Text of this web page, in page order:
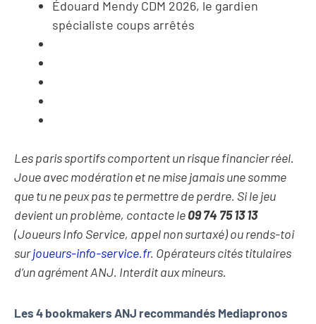
Édouard Mendy CDM 2026, le gardien
spécialiste coups arrêtés
Les paris sportifs comportent un risque financier réel.
Joue avec modération et ne mise jamais une somme
que tu ne peux pas te permettre de perdre. Si le jeu
devient un problème, contacte le09 74 75 13 13
(Joueurs Info Service, appel non surtaxé) ou rends-toi
surjoueurs-info-service.fr. Opérateurs cités titulaires
d’un agrément ANJ. Interdit aux mineurs.
Les 4 bookmakers ANJ recommandés Mediapronos